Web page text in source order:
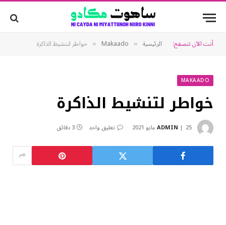
أنت الآن تتصفح: الرئيسية »
Makaado
» خواطر لتنشيط الذاكرة
MAKAADO
خواطر لتنشيط الذاكرة
ADMIN 25 مايو 2021 تعليق واحد 3 دقائق